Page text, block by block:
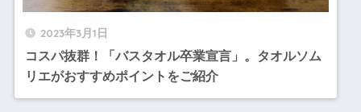
2023年3月1日
コスパ抜群！「バスタオル卒業宣言」。タオルソム
リエがおすすめポイントをご紹介